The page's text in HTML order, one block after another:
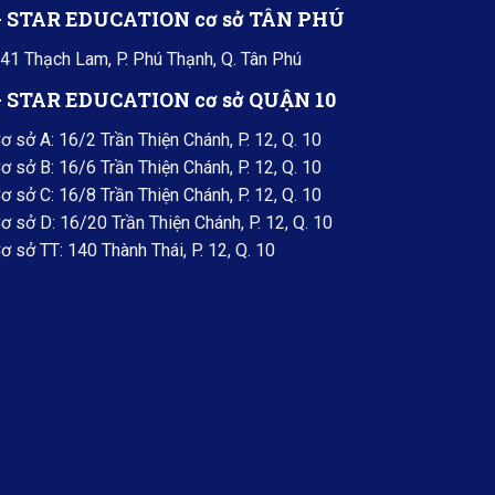
STAR EDUCATION cơ sở TÂN PHÚ
Thạch Lam, P. Phú Thạnh, Q. Tân Phú
STAR EDUCATION cơ sở QUẬN 10
sở A: 16/2 Trần Thiện Chánh, P. 12, Q. 10
sở B: 16/6 Trần Thiện Chánh, P. 12, Q. 10
sở C: 16/8 Trần Thiện Chánh, P. 12, Q. 10
sở D: 16/20 Trần Thiện Chánh, P. 12, Q. 10
sở TT: 140 Thành Thái, P. 12, Q. 10